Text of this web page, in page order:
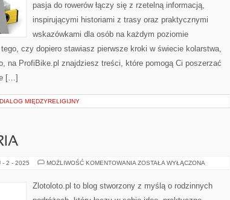
pasja do rowerów łączy się z rzetelną informacją,
inspirującymi historiami z trasy oraz praktycznymi
wskazówkami dla osób na każdym poziomie
czy dopiero stawiasz pierwsze kroki w świecie kolarstwa,
na ProfiBike.pl znajdziesz treści, które pomogą Ci poszerzać
[…]
MIĘDZYRELIGIJNY
- 2 - 2025 MOŻLIWOŚĆ KOMENTOWANIA EGIPT
ZOSTAŁA WYŁĄCZONA
Zlotoloto.pl to blog stworzony z myślą o rodzinnych